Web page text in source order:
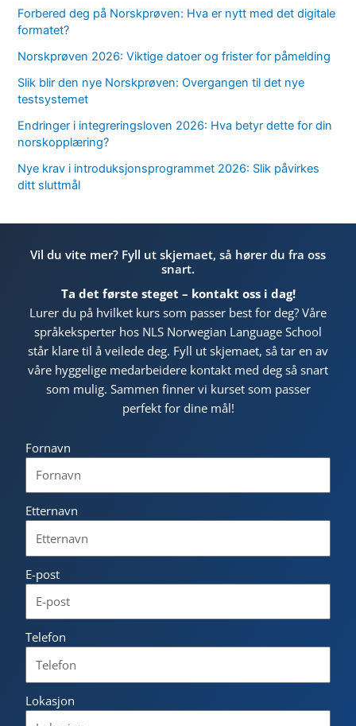
Forbered deg på Norskprøven: Hva er nytt med det digitale
formatet?
Norskprøven 2026: Viktige datoer og frister for påmelding
Slik blir den nye Norskprøven: Overgangen til det nye
testsystemet
Endringer i integreringsloven 2026: Hva betyr dette for din
norskopplæring?
Nye krav i introduksjonsprogrammet 2026: Slik påvirkes
ditt sluttmål
Vil du vite mer? Fyll ut skjemaet, så hører du fra oss
snart.
Ta det første steget – kontakt oss i dag!
Lurer du på hvilket kurs som passer best for deg? Våre
språkeksperter hos NLS Norwegian Language School
står klare til å veilede deg. Fyll ut skjemaet, så tar en av
våre hyggelige medarbeidere kontakt med deg så snart
som mulig. Sammen finner vi kurset som passer
perfekt for dine mål!
Fornavn
Etternavn
E-post
Telefon
Lokasjon